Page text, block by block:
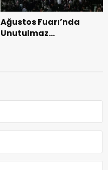
Ağustos Fuarı’nda
Unutulmaz